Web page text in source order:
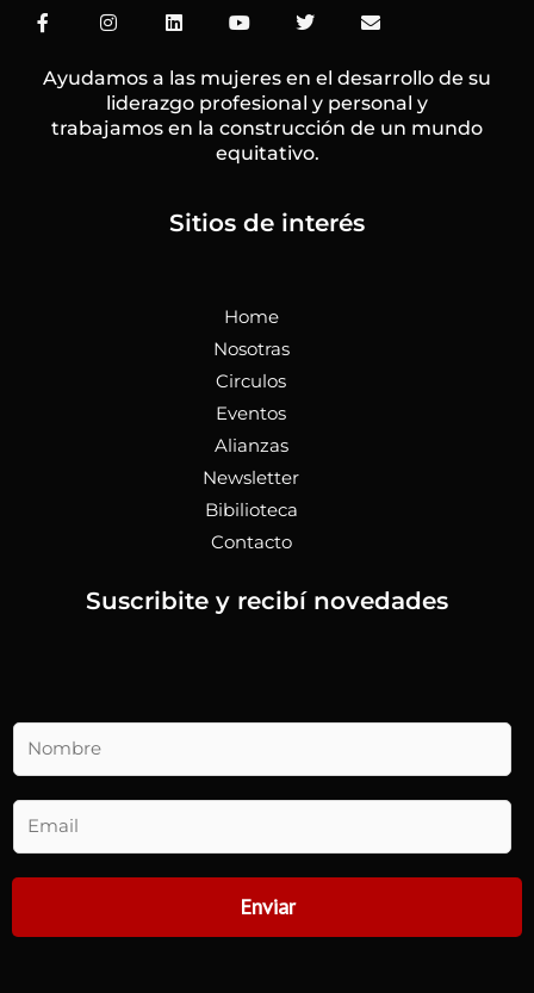
F
a
e
b
o
I
n
t
a
g
r
L
i
k
e
d
i
Y
o
t
u
b
e
T
w
t
t
e
r
E
n
e
l
o
p
Ayudamos a las mujeres en el desarrollo de su
liderazgo profesional y personal y
trabajamos en la construcción de un mundo
equitativo.
Sitios de interés
Home
Nosotras
Circulos
Eventos
Alianzas
Newsletter
Bibilioteca
Contacto
Suscribite y recibí novedades
N
m
b
e
*
E
m
a
i
(
Enviar